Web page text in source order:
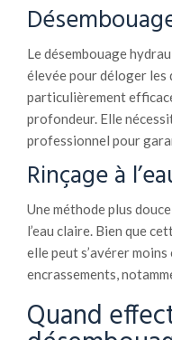
Le désembouage
élevée pour déloger les
particulièrement
profondeur. Elle
professionnel pour
Rinçage à
Une méthode plus
l’eau claire. Bien que
elle peut s’avérer
encrassements,
Quand